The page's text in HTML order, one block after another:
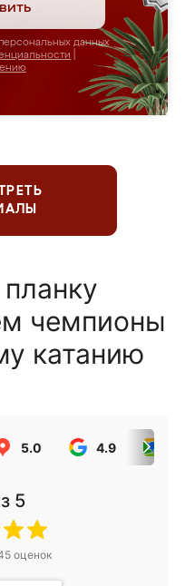
данных
чемпионы
катанию
5.0 4.9
5
оценок